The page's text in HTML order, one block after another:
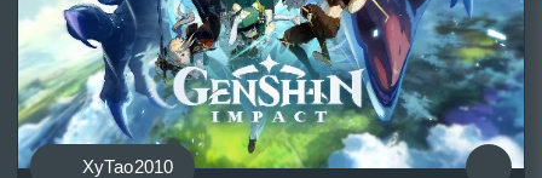
ХуТао2010